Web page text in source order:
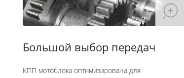
Большой выбор передач
КПП мотоблока оптимизирована для